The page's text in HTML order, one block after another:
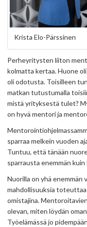
Krista Elo-Pärssinen
Perheyritysten liiton
kolmatta kertaa. Huone
oli odotusta. Toisilleen
matkan tutustumalla
mistä yrityksestä tulet?
on hyvä mentori ja
sparraa melkein vuoden
Tuntuu, että tänään
sparrausta enemmän kuin
Nuorilla on yhä enemmän
mahdollisuuksia
omistajina.
olevan, miten löydän
Työelämässä jo